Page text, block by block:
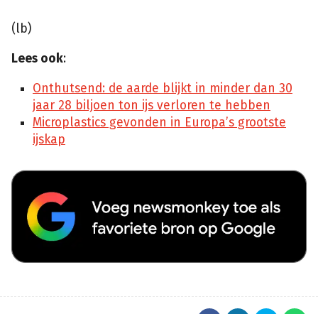
(lb)
Lees ook:
Onthutsend: de aarde blijkt in minder dan 30
jaar 28 biljoen ton ijs verloren te hebben
Microplastics gevonden in Europa’s grootste
ijskap